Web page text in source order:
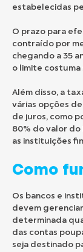
estabelecidas
O prazo para
contraído por
chegando a 35
o limite costuma
Além disso, a
várias opções
de juros, como
80% do valor
as instituições
Como
Os bancos e
devem
determinada
das contas
seja destinado